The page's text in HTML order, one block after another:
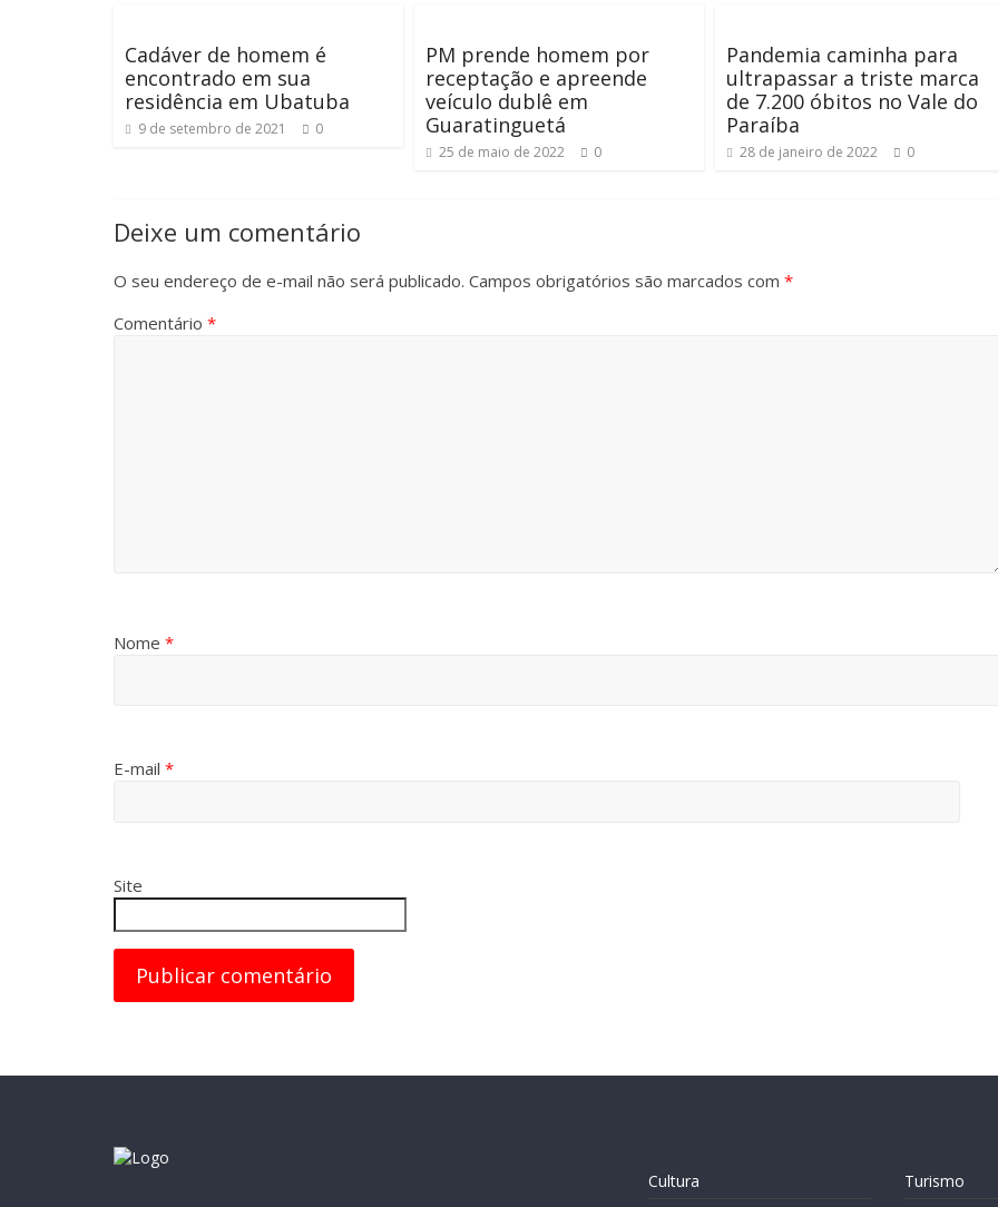
Cadáver de homem é
encontrado em sua
residência em Ubatuba
9 de setembro de 2021 0
PM prende homem por
receptação e apreende
veículo dublê em
Guaratinguetá
25 de maio de 2022 0
Pandemia caminha para
ultrapassar a triste marca
de 7.200 óbitos no Vale do
Paraíba
28 de janeiro de 2022 0
Deixe um comentário
O seu endereço de e-mail não será publicado. Campos obrigatórios são marcados com *
Comentário *
Nome *
E-mail *
Site
Cultura
Turismo